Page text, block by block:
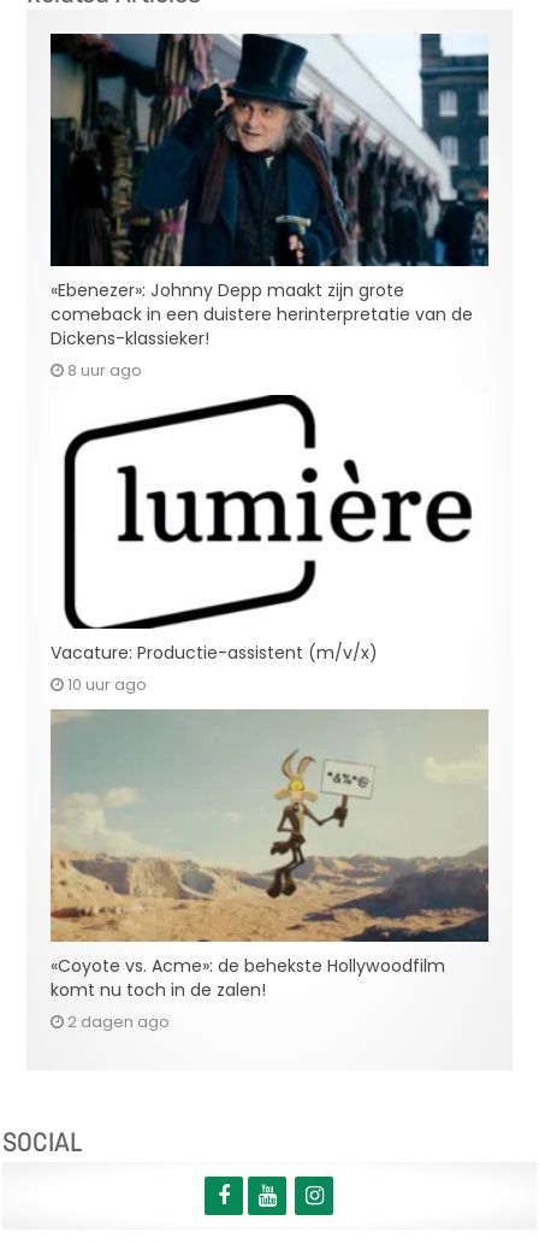
«Ebenezer»: Johnny Depp maakt zijn grote
comeback in een duistere herinterpretatie van de
Dickens-klassieker!
8 uur ago
Vacature: Productie-assistent (m/v/x)
10 uur ago
«Coyote vs. Acme»: de behekste Hollywoodfilm
komt nu toch in de zalen!
2 dagen ago
SOCIAL